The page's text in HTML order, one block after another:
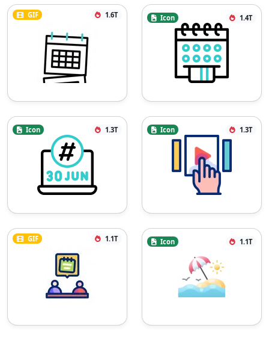
GIF 1.6T Icon 1.4T
Icon 1.3T Icon 1.3T
GIF 1.1T Icon 1.1T